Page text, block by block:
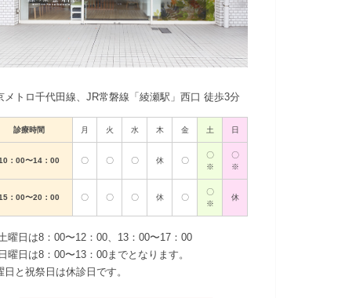
メトロ千代田線、JR常磐線「綾瀬駅」西口 徒歩3分
診療時間 月 火 水 木 金 土 日
：00〜14：00 〇 〇 〇 休 〇
〇
※
〇
※
：00〜20：00 〇 〇 〇 休 〇
〇
※
休
曜日は8：00〜12：00、13：00〜17：00
曜日は8：00〜13：00までとなります。
日と祝祭日は休診日です。